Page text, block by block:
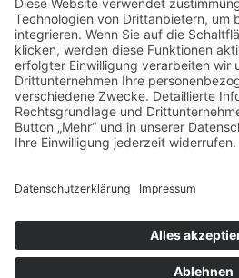
Landfleischerei & Catering Karl Herzog
Leutersdorfer Str. 6
02794 Spitzkunnersdorf
Tel.: 03586 / 38 62 96
Fax: 03586 / 78 93 32
Startseite
Onlineshop
Datenschutzerklärung
Social Media Datenschutz